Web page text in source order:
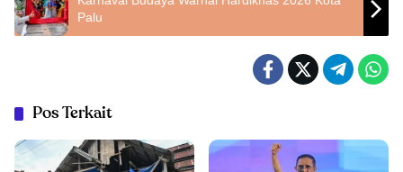
Palu
Pos Terkait